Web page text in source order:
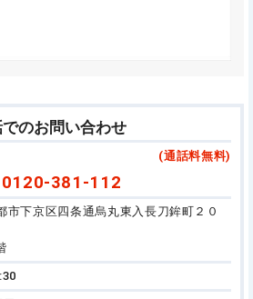
でのお問い合わせ
(通話料無料)
0120-381-112
下京区四条通烏丸東入長刀鉾町２０